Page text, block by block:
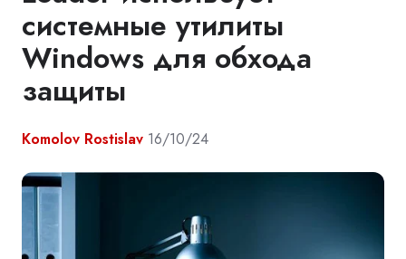
системные утилиты
Windows для обхода
защиты
Komolov Rostislav 16/10/24